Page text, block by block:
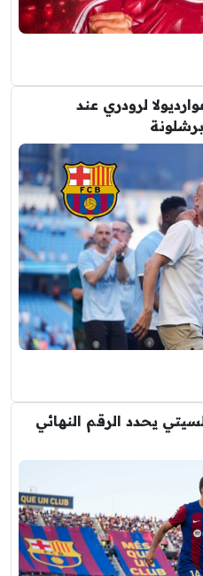
لرودري عند
يحدد الرقم النهائي